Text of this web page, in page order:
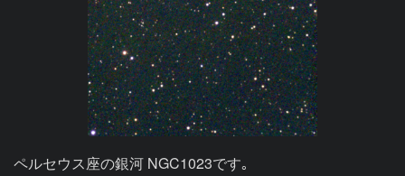
ペルセウス座の銀河 NGC1023です｡